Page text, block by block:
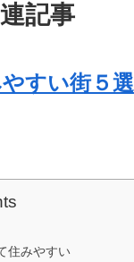
記事
すい街５選
住みやすい